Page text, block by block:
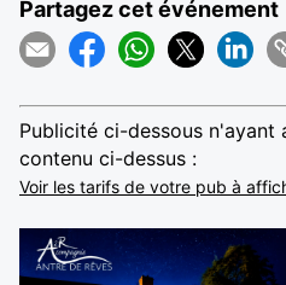
Partagez cet événement
Publicité ci-dessous n'ayant
contenu ci-dessus :
Voir les tarifs de votre pub à